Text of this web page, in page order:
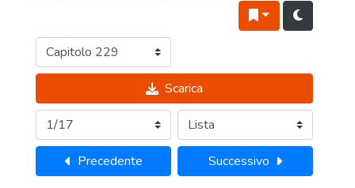
Scarica
Precedente Successivo